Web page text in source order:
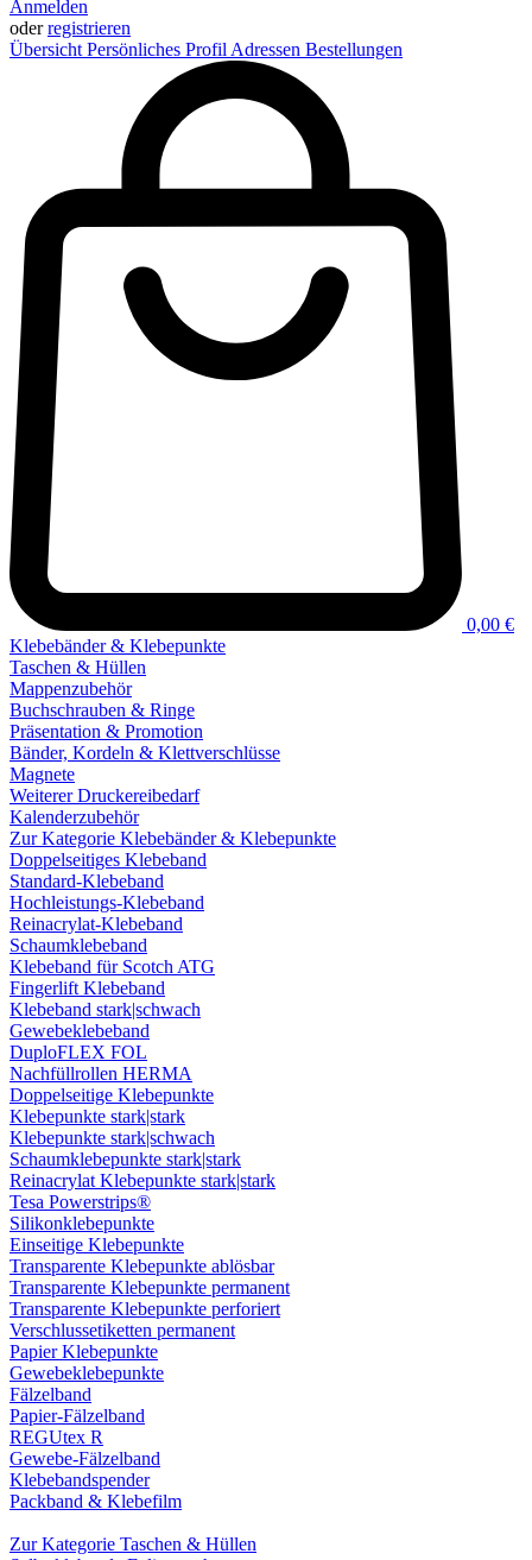
Anmelden
oderregistrieren
Übersicht Persönliches Profil Adressen Bestellungen
0,00 €
Klebebänder & Klebepunkte
Taschen & Hüllen
Mappenzubehör
Buchschrauben & Ringe
Präsentation & Promotion
Bänder, Kordeln & Klettverschlüsse
Magnete
Weiterer Druckereibedarf
Kalenderzubehör
Zur Kategorie Klebebänder & Klebepunkte
Doppelseitiges Klebeband
Standard-Klebeband
Hochleistungs-Klebeband
Reinacrylat-Klebeband
Schaumklebeband
Klebeband für Scotch ATG
Fingerlift Klebeband
Klebeband stark|schwach
Gewebeklebeband
DuploFLEX FOL
Nachfüllrollen HERMA
Doppelseitige Klebepunkte
Klebepunkte stark|stark
Klebepunkte stark|schwach
Schaumklebepunkte stark|stark
Reinacrylat Klebepunkte stark|stark
Tesa Powerstrips®
Silikonklebepunkte
Einseitige Klebepunkte
Transparente Klebepunkte ablösbar
Transparente Klebepunkte permanent
Transparente Klebepunkte perforiert
Verschlussetiketten permanent
Papier Klebepunkte
Gewebeklebepunkte
Fälzelband
Papier-Fälzelband
REGUtex R
Gewebe-Fälzelband
Klebebandspender
Packband & Klebefilm
Zur Kategorie Taschen & Hüllen